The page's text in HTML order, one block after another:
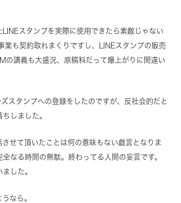
LINEスタンプを実際に使用できたら素敵じゃない
業も契約取れまくりですし、LINEスタンプの販売
の講義も大盛況、原稿料だって爆上がりに間違い
スタンプへの登録をしたのですが、反社会的だと
しました。
させて頂いたことは何の意味もない戯言となりま
全なる時間の無駄。終わってる人間の妄言です。
した。
なら。